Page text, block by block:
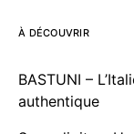
À DÉCOUVRIR
BASTUNI –
authentique